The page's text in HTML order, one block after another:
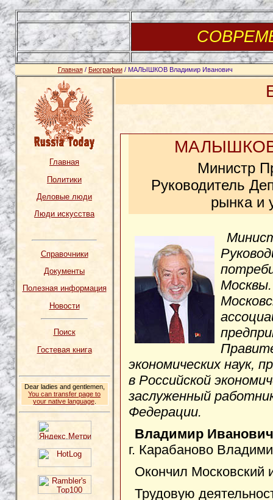
Главная/ Биографии/ МАЛЫШКОВ Владимир Иванович
Главная
Политики
Деловые люди
Люди искусства
Справочники
Документы
Полезная информация
Новости
Поиск
Гостевая книга
Dear ladies and gentlemen,
You can transfer page to
your native language.
МАЛЫШКОВ
Министр
Руководитель
рынка и
экономических наук,
в Российской
заслуженный
Федерации.
Владимир
г. Карабаново
Окончил Московский
Трудовую